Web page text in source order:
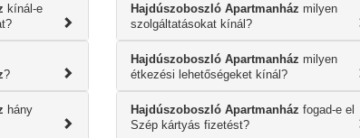
kínál-e
?
hány
Hajdúszoboszló Apartmanház milyen
szolgáltatásokat kínál?
Hajdúszoboszló Apartmanház milyen
étkezési lehetőségeket kínál?
Hajdúszoboszló Apartmanház fogad-e el
Szép kártyás fizetést?